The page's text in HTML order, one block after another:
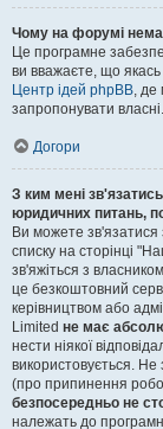
Чому на форумі
Це програмне
ви вважаєте, що
Центр ідей phpBB, де
запропонувати власні.
Догори
З ким мені
юридичних питань,
Ви можете зв'язатися
списку на сторінці
зв'яжіться з
це безкоштовний
керівництвом або
Limited не має
нести ніякої
використовується.
(про припинення
безпосередньо не
належать до